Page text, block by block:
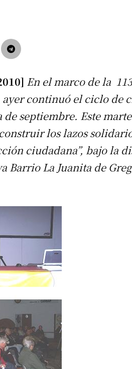
En el marco de la
continuó el ciclo de
septiembre. Este
los lazos
ciudadana”, bajo la
Barrio La Juanita de